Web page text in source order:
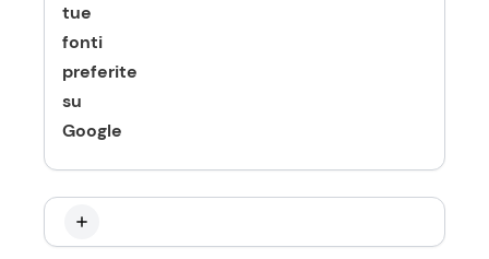
tue
fonti
preferite
su
Google